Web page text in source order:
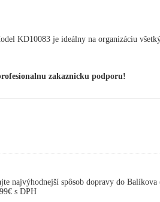
KD10083 je ideálny na organizáciu
zakaznicku podporu!
najvýhodnejší spôsob dopravy do Balíkova
s DPH